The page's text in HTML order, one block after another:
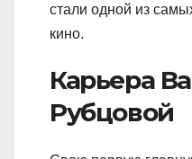
стали одной из
кино.
Карьера
Рубцовой